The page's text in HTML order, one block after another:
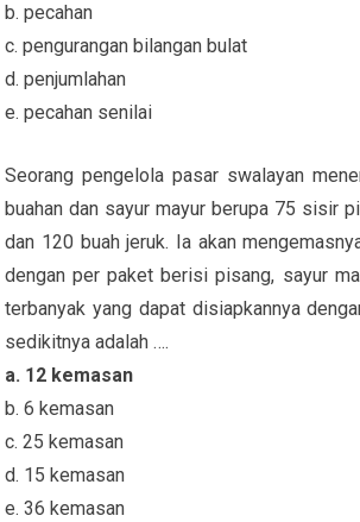
b. pecahan
c. pengurangan bilangan bulat
d. penjumlahan
e. pecahan senilai
Seorang pengelola pasar swalayan
buahan dan sayur mayur berupa 75 sisir
dan 120 buah jeruk. Ia akan
dengan per paket berisi pisang, sayur
terbanyak yang dapat disiapkannya
sedikitnya adalah ….
a. 12 kemasan
b. 6 kemasan
c. 25 kemasan
d. 15 kemasan
e. 36 kemasan